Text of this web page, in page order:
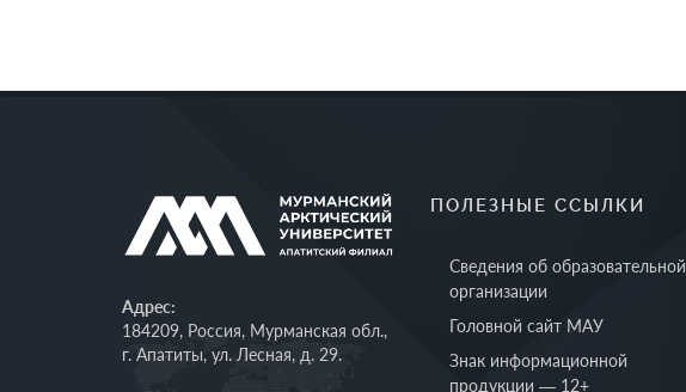
Адрес:
184209, Россия, Мурманская обл.,
г. Апатиты, ул. Лесная, д. 29.
ПОЛЕЗНЫЕ ССЫЛКИ
Сведения об образовательной
организации
Головной сайт МАУ
Знак информационной
продукции — 12+